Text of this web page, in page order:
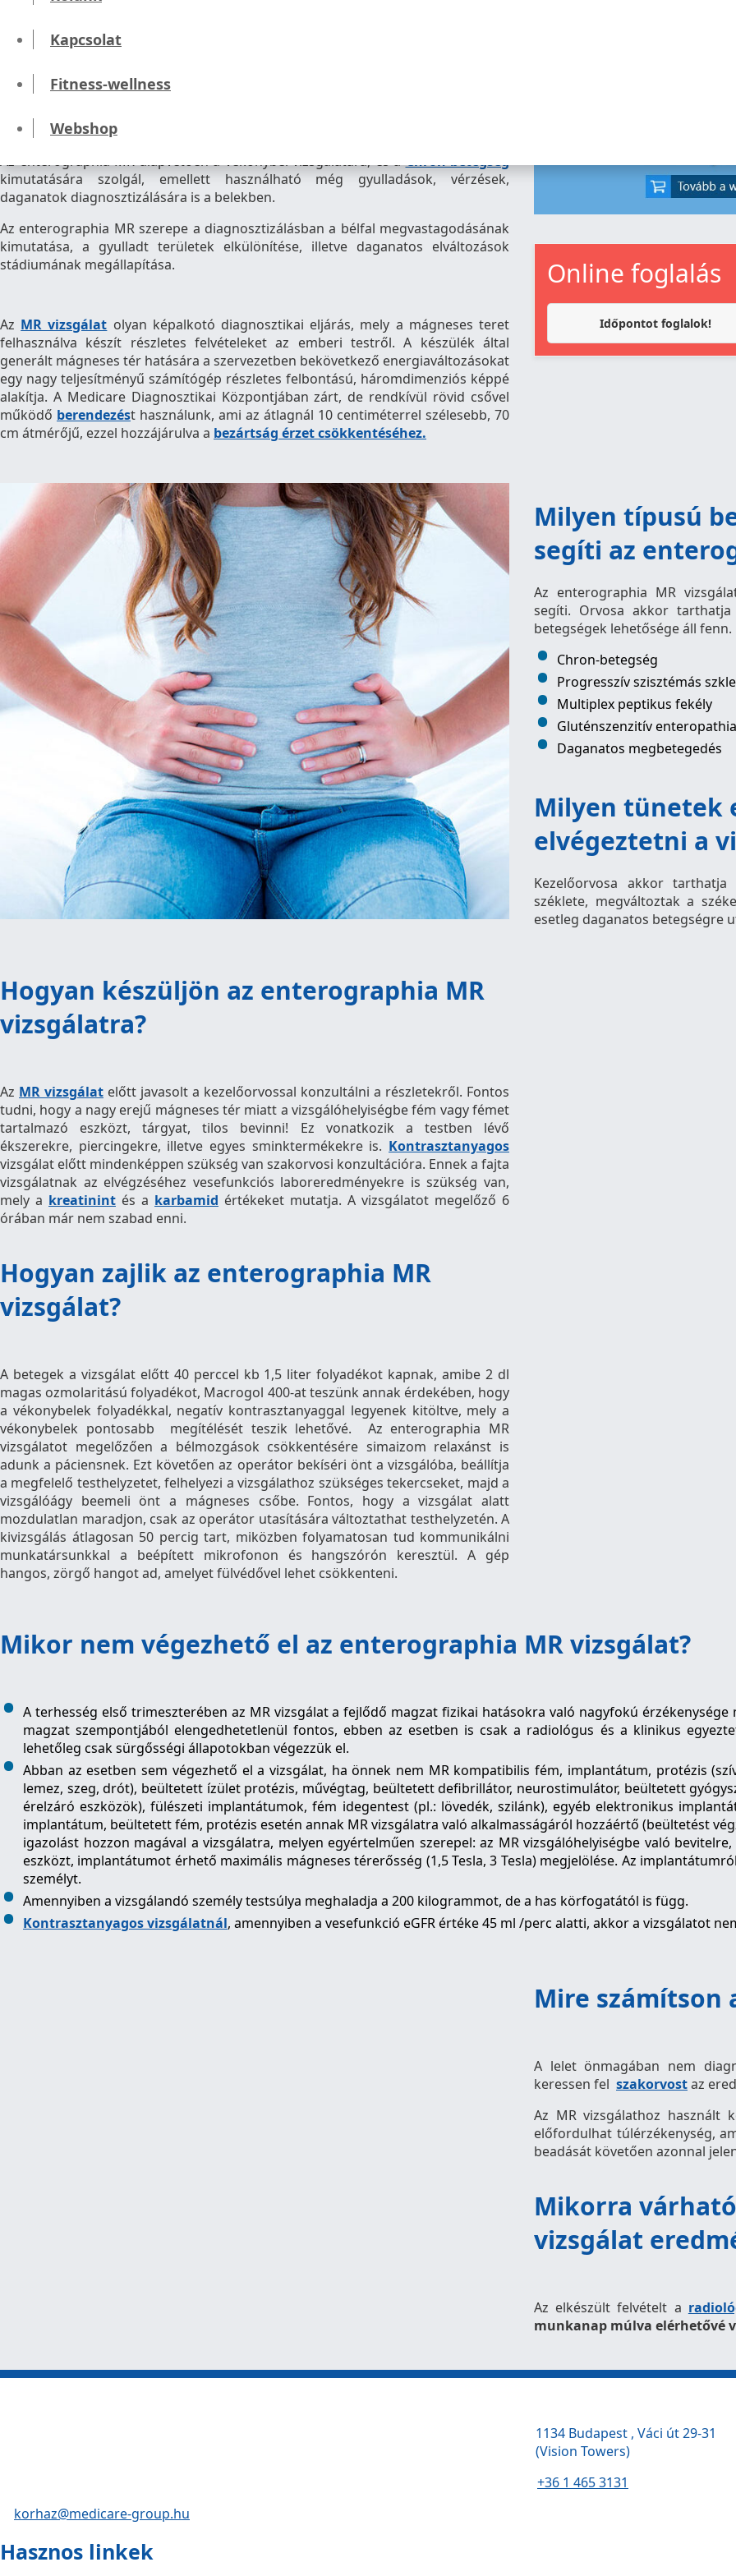
Kapcsolat
Fitness-wellness
Webshop
Diagnosztika
Enterographia MR
Enterographia MR vizsgálat
Az enterographia MR alapvetően a vékonybél vizsgálatára, és aChron betegség
kimutatására szolgál, emellett használható még gyulladások, vérzések,
daganatok diagnosztizálására is a belekben.
Az enterographia MR szerepe a diagnosztizálásban a bélfal megvastagodásának
kimutatása, a gyulladt területek elkülönítése, illetve daganatos elváltozások
stádiumának megállapítása.
Az MR vizsgálat olyan képalkotó diagnosztikai eljárás, mely a mágneses teret
felhasználva készít részletes felvételeket az emberi testről. A készülék által
generált mágneses tér hatására a szervezetben bekövetkező energiaváltozásokat
egy nagy teljesítményű számítógép részletes felbontású, háromdimenziós képpé
alakítja. A Medicare Diagnosztikai Központjában zárt, de rendkívül rövid csővel
működő berendezést használunk, ami az átlagnál 10 centiméterrel szélesebb, 70
cm átmérőjű, ezzel hozzájárulva a bezártság érzet csökkentéséhez.
Online foglalás
Időpontot foglalok!
Milyen típusú
segíti az
Az enterographia MR
segíti. Orvosa akkor
betegségek lehetősége áll fenn.
Chron-betegség
Progresszív szisztémás
Multiplex peptikus fekély
Gluténszenzitív enteropathia
Daganatos megbetegedés
Milyen tünetek
elvégeztetni a
Kezelőorvosa akkor
széklete, megváltoztak a
esetleg daganatos betegségre
Hogyan készüljön az enterographia MR
vizsgálatra?
Az MR vizsgálat előtt javasolt a kezelőorvossal konzultálni a részletekről. Fontos
tudni, hogy a nagy erejű mágneses tér miatt a vizsgálóhelyiségbe fém vagy fémet
tartalmazó eszközt, tárgyat, tilos bevinni! Ez vonatkozik a testben lévő
ékszerekre, piercingekre, illetve egyes sminktermékekre is. Kontrasztanyagos
vizsgálat előtt mindenképpen szükség van szakorvosi konzultációra. Ennek a fajta
vizsgálatnak az elvégzéséhez vesefunkciós laboreredményekre is szükség van,
mely a kreatinint és a karbamid értékeket mutatja. A vizsgálatot megelőző 6
órában már nem szabad enni.
Hogyan zajlik az enterographia MR
vizsgálat?
A betegek a vizsgálat előtt 40 perccel kb 1,5 liter folyadékot kapnak, amibe 2 dl
magas ozmolaritású folyadékot, Macrogol 400-at teszünk annak érdekében, hogy
a vékonybelek folyadékkal, negatív kontrasztanyaggal legyenek kitöltve, mely a
vékonybelek pontosabb megítélését teszik lehetővé. Az enterographia MR
vizsgálatot megelőzően a bélmozgások csökkentésére simaizom relaxánst is
adunk a páciensnek. Ezt követően az operátor bekíséri önt a vizsgálóba, beállítja
a megfelelő testhelyzetet, felhelyezi a vizsgálathoz szükséges tekercseket, majd a
vizsgálóágy beemeli önt a mágneses csőbe. Fontos, hogy a vizsgálat alatt
mozdulatlan maradjon, csak az operátor utasítására változtathat testhelyzetén. A
kivizsgálás átlagosan 50 percig tart, miközben folyamatosan tud kommunikálni
munkatársunkkal a beépített mikrofonon és hangszórón keresztül. A gép
hangos, zörgő hangot ad, amelyet fülvédővel lehet csökkenteni.
Mikor nem végezhető el az enterographia MR vizsgálat?
A terhesség első trimeszterében az MR vizsgálat a fejlődő magzat fizikai hatásokra való nagyfokú
magzat szempontjából elengedhetetlenül fontos, ebben az esetben is csak a radiológus és a klinikus
lehetőleg csak sürgősségi állapotokban végezzük el.
Abban az esetben sem végezhető el a vizsgálat, ha önnek nem MR kompatibilis fém, implantátum, protézis
lemez, szeg, drót), beültetett ízület protézis, művégtag, beültetett defibrillátor, neurostimulátor, beültetett
érelzáró eszközök), fülészeti implantátumok, fém idegentest (pl.: lövedék, szilánk), egyéb elektronikus
implantátum, beültetett fém, protézis esetén annak MR vizsgálatra való alkalmasságáról hozzáértő (beültetést
igazolást hozzon magával a vizsgálatra, melyen egyértelműen szerepel: az MR vizsgálóhelyiségbe való
eszközt, implantátumot érhető maximális mágneses térerősség (1,5 Tesla, 3 Tesla) megjelölése. Az
személyt.
Amennyiben a vizsgálandó személy testsúlya meghaladja a 200 kilogrammot, de a has körfogatától is függ.
Kontrasztanyagos vizsgálatnál, amennyiben a vesefunkció eGFR értéke 45 ml /perc alatti, akkor a vizsgálatot
Mire számítson
A lelet önmagában nem
keressen fel szakorvostaz
Az MR vizsgálathoz használt
előfordulhat túlérzékenység,
beadását követően azonnal
Mikorra
vizsgálat
Az elkészült felvételt a
munkanap múlva elérhetővé
1134 Budapest , Váci út 29-31
(Vision Towers)
+36 1 465 3131
korhaz@medicare-group.hu
Hasznos linkek